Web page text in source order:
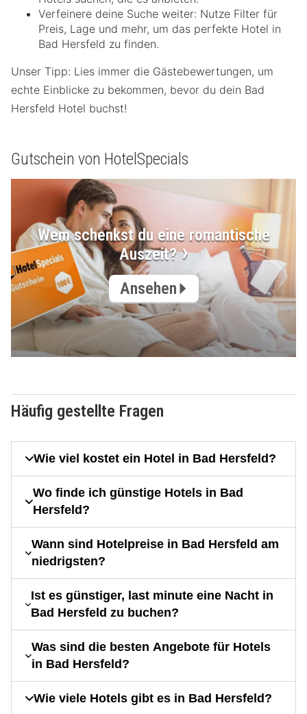
Verfeinere deine Suche weiter: Nutze Filter für
Preis, Lage und mehr, um das perfekte Hotel in
Bad Hersfeld zu finden.
Unser Tipp: Lies immer die Gästebewertungen, um
echte Einblicke zu bekommen, bevor du dein Bad
Hersfeld Hotel buchst!
Gutschein von HotelSpecials
Wem schenkst du eine romantische
Auszeit?
Ansehen
Häufig gestellte Fragen
Wie viel kostet ein Hotel in Bad Hersfeld?
Wo finde ich günstige Hotels in Bad
Hersfeld?
Wann sind Hotelpreise in Bad Hersfeld am
niedrigsten?
Ist es günstiger, last minute eine Nacht in
Bad Hersfeld zu buchen?
Was sind die besten Angebote für Hotels
in Bad Hersfeld?
Wie viele Hotels gibt es in Bad Hersfeld?